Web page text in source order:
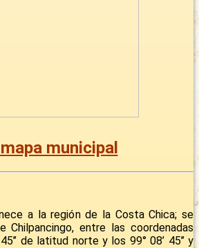
municipal
a la región de la Costa Chica; se
Chilpancingo, entre las coordenadas
45’’ de latitud norte y los 99° 08’ 45’’ y